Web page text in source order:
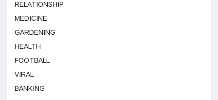
RELATIONSHIP
MEDICINE
GARDENING
HEALTH
FOOTBALL
VIRAL
BANKING